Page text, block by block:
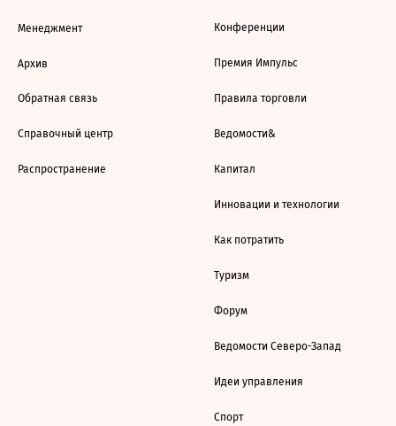
Менеджмент
Архив
Обратная связь
Справочный центр
Распространение
Конференции
Премия Импульс
Правила торговли
Ведомости&
Капитал
Инновации и технологии
Как потратить
Туризм
Форум
Ведомости Северо-Запад
Идеи управления
Спорт